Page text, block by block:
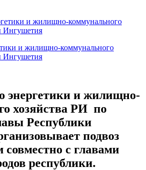
и жилищно-коммунального
Ингушетия
энергетики и жилищно-
хозяйства РИ по
Республики
подвоз
с главами
республики.